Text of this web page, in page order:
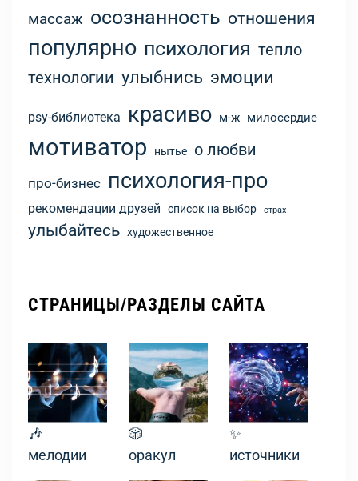
массаж осознанность отношения
популярно психология тепло
технологии улыбнись эмоции
psy-библиотека красиво м-ж милосердие
мотиватор нытье о любви
про-бизнес психология-про
рекомендации друзей список на выбор страх
улыбайтесь художественное
СТРАНИЦЫ/РАЗДЕЛЫ САЙТА
🎶
мелодии
🎲
оракул
✨
источники